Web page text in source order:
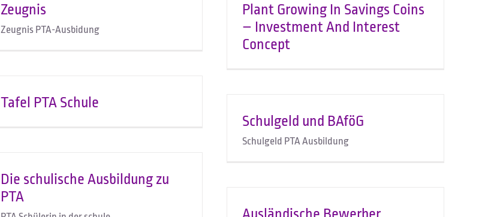
Zeugnis
Zeugnis PTA-Ausbidung
Plant Growing In Savings Coins
– Investment And Interest
Concept
Tafel PTA Schule
Schulgeld und BAföG
Schulgeld PTA Ausbildung
Die schulische Ausbildung zu
PTA